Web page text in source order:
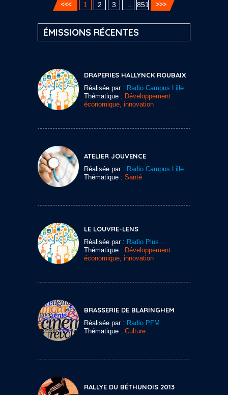
1 2 3 851
ÉMISSIONS RÉCENTES
DRAPERIES HALLYNCK ROUBAIX
Réalisée par : Radio Campus Lille
Thématique : Développement
économique, innovation
ATELIER JOUVENCE
Réalisée par : Radio Campus Lille
Thématique : Santé
LE LOUVRE-LENS
Réalisée par : Radio Plus
Thématique : Développement
économique, innovation
BRASSERIE DE BLARINGHEM
Réalisée par : Radio PFM
Thématique : Culture
RALLYE DU BÉTHUNOIS 2013